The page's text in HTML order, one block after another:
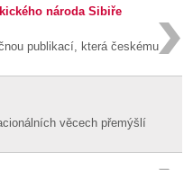
národa Sibiře
publikací, která českému
věcech přemýšlí